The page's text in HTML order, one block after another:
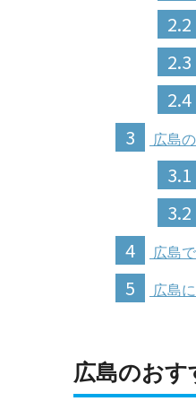
2.2
2.3
2.4
3 広島
3.1
3.2
4 広島
5 広島
広島のおす